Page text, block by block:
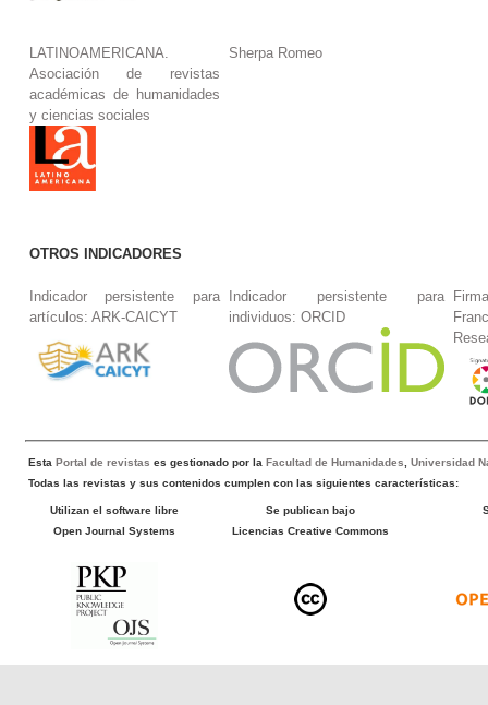
LATINOAMERICANA.
Asociación de revistas
académicas de humanidades
y ciencias sociales
Sherpa Romeo
OTROS INDICADORES
Indicador persistente para
artículos: ARK-CAICYT
Indicador persistente para
individuos: ORCID
EstaPortal de revistas es gestionado por laFacultad de Humanidades ,Universidad
Todas las revistas y sus contenidos cumplen con las siguientes características:
Utilizan el software libre
Open Journal Systems
Se publican bajo
Licencias Creative Commons